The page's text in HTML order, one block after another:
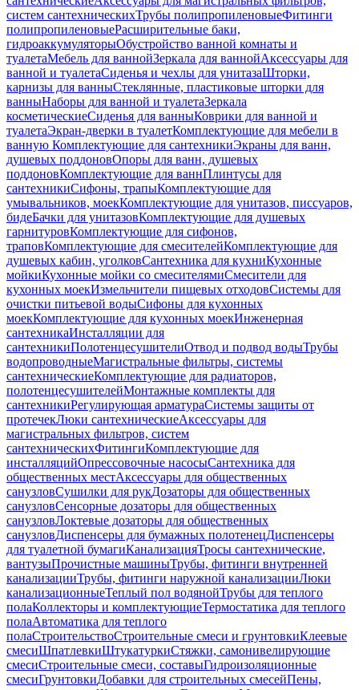
систем сантехническихТрубы полипропиленовыеФитинги
полипропиленовыеРасширительные баки,
гидроаккумуляторыОбустройство ванной комнаты и
туалетаМебель для ваннойЗеркала для ваннойАксессуары для
ванной и туалетаСиденья и чехлы для унитазаШторки,
карнизы для ванныСтеклянные, пластиковые шторки для
ванныНаборы для ванной и туалетаЗеркала
косметическиеСиденья для ванныКоврики для ванной и
туалетаЭкран-дверки в туалетКомплектующие для мебели в
ванную Комплектующие для сантехникиЭкраны для ванн,
душевых поддоновОпоры для ванн, душевых
поддоновКомплектующие для ваннПлинтусы для
сантехникиСифоны, трапыКомплектующие для
умывальников, моекКомплектующие для унитазов, писсуаров,
бидеБачки для унитазовКомплектующие для душевых
гарнитуровКомплектующие для сифонов,
траповКомплектующие для смесителейКомплектующие для
душевых кабин, уголковСантехника для кухниКухонные
мойкиКухонные мойки со смесителямиСмесители для
кухонных моекИзмельчители пищевых отходовСистемы для
очистки питьевой водыСифоны для кухонных
моекКомплектующие для кухонных моекИнженерная
сантехникаИнсталляции для
сантехникиПолотенцесушителиОтвод и подвод водыТрубы
водопроводныеМагистральные фильтры, системы
сантехническиеКомплектующие для радиаторов,
полотенцесушителейМонтажные комплекты для
сантехникиРегулирующая арматураСистемы защиты от
протечекЛюки сантехническиеАксессуары для
магистральных фильтров, систем
сантехническихФитингиКомплектующие для
инсталляцийОпрессовочные насосыСантехника для
общественных местАксессуары для общественных
санузловСушилки для рукДозаторы для общественных
санузловСенсорные дозаторы для общественных
санузловЛоктевые дозаторы для общественных
санузловДиспенсеры для бумажных полотенецДиспенсеры
для туалетной бумагиКанализацияТросы сантехнические,
вантузыПрочистные машиныТрубы, фитинги внутренней
канализацииТрубы, фитинги наружной канализацииЛюки
канализационныеТеплый пол водянойТрубы для теплого
полаКоллекторы и комплектующиеТермостатика для теплого
полаАвтоматика для теплого
полаСтроительствоСтроительные смеси и грунтовкиКлеевые
смесиШпатлевкиШтукатуркиСтяжки, самонивелирующие
смесиСтроительные смеси, составыГидроизоляционные
смесиГрунтовкиДобавки для строительных смесейПены,